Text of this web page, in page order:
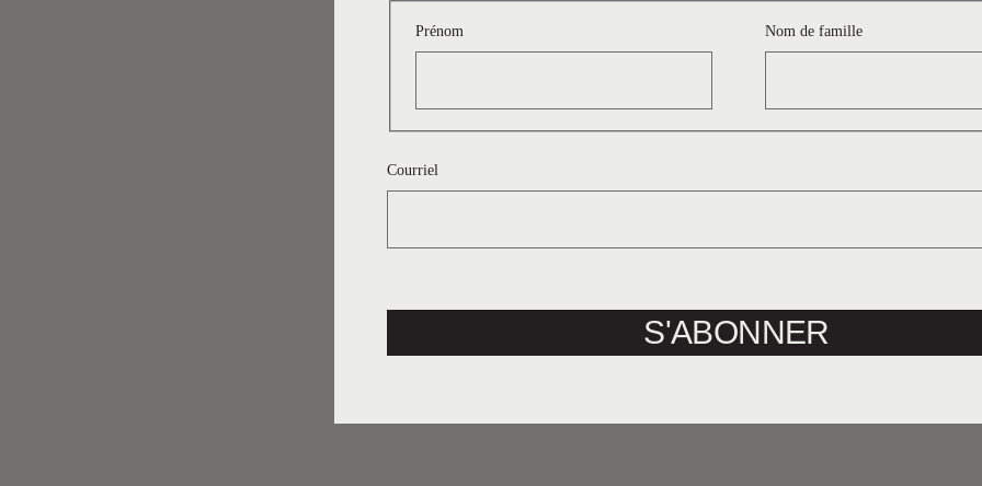
Prénom Nom de famille
Courriel
S'ABONNER